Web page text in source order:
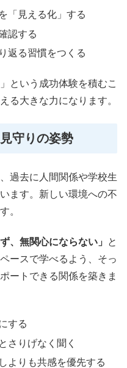
「見える化」する
認する
返る習慣をつくる
という成功体験を積むこ
る大きな力になります。
守りの姿勢
過去に人間関係や学校生
ます。新しい環境への不
。
ず、無関心にならない」
と
ースで学べるよう、そっ
ートできる関係を築きま
する
さりげなく聞く
よりも共感を優先する